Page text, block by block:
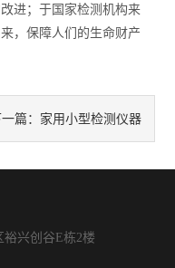
进；于国家检测机构来
，保障人们的生命财产
一篇： 家用小型检测仪器
兴创谷E栋2楼